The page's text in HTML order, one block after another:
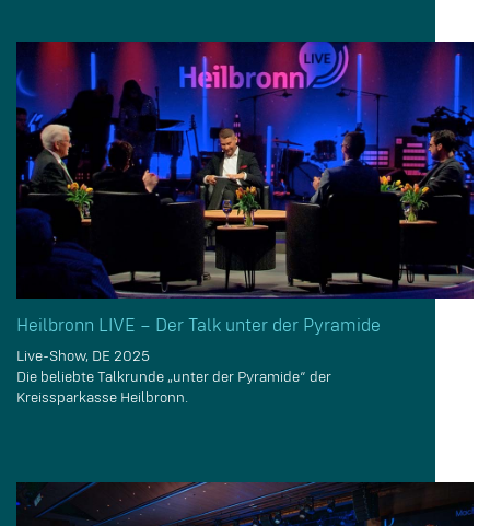
Heilbronn LIVE – Der Talk unter der Pyramide
Live-Show, DE 2025
Die beliebte Talkrunde „unter der Pyramide“ der
Kreissparkasse Heilbronn.